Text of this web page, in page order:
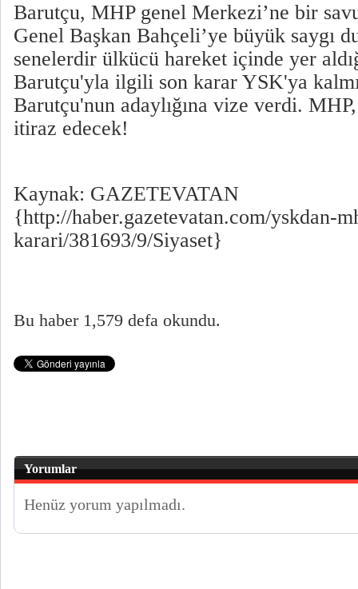
Barutçu, MHP genel Merkezi’ne bir
Genel Başkan Bahçeli’ye büyük saygı
senelerdir ülkücü hareket içinde yer
Barutçu'yla ilgili son karar YSK'ya
Barutçu'nun adaylığına vize verdi.
itiraz edecek!
Kaynak: GAZETEVATAN
{http://haber.gazetevatan.com/yskdan-
karari/381693/9/Siyaset}
Bu haber 1,579 defa okundu.
Yorumlar
Henüz yorum yapılmadı.